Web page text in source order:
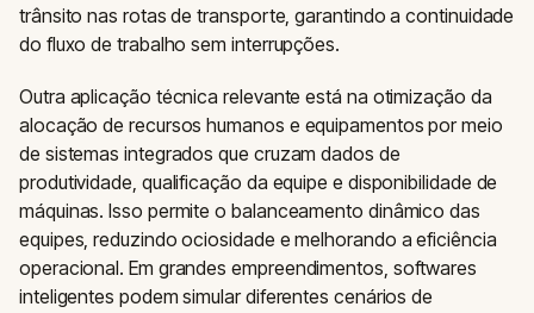
trânsito nas rotas de transporte, garantindo a continuidade
do fluxo de trabalho sem interrupções.
Outra aplicação técnica relevante está na otimização da
alocação de recursos humanos e equipamentos por meio
de sistemas integrados que cruzam dados de
produtividade, qualificação da equipe e disponibilidade de
máquinas. Isso permite o balanceamento dinâmico das
equipes, reduzindo ociosidade e melhorando a eficiência
operacional. Em grandes empreendimentos, softwares
inteligentes podem simular diferentes cenários de